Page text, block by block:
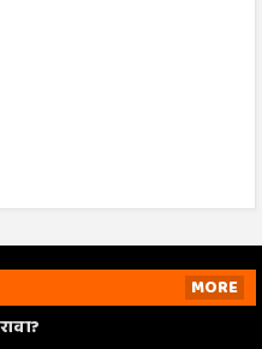
MORE